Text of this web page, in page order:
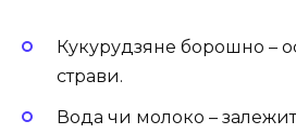
Кукурудзяне борошно –
страви.
Вода чи молоко –